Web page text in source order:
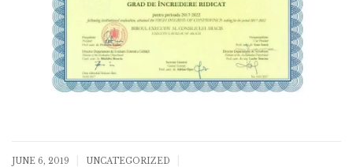
JUNE 6, 2019 UNCATEGORIZED